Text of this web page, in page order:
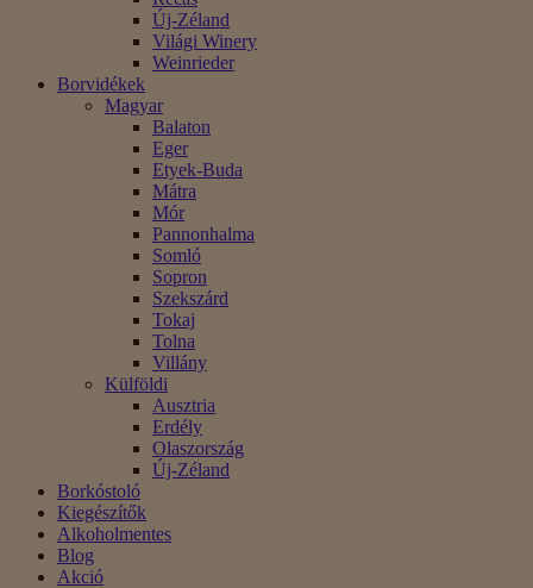
Új-Zéland
Világi Winery
Weinrieder
Borvidékek
Magyar
Balaton
Eger
Etyek-Buda
Mátra
Mór
Pannonhalma
Somló
Sopron
Szekszárd
Tokaj
Tolna
Villány
Külföldi
Ausztria
Erdély
Olaszország
Új-Zéland
Borkóstoló
Kiegészítők
Alkoholmentes
Blog
Akció